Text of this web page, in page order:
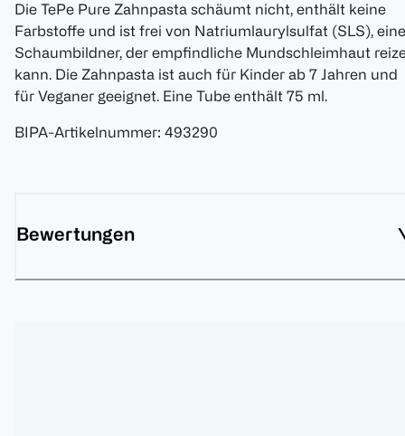
Die TePe Pure Zahnpasta schäumt nicht, enthält keine
Farbstoffe und ist frei von Natriumlaurylsulfat (SLS),
Schaumbildner, der empfindliche Mundschleimhaut
kann. Die Zahnpasta ist auch für Kinder ab 7 Jahren und
für Veganer geeignet. Eine Tube enthält 75 ml.
BIPA-Artikelnummer: 493290
Bewertungen